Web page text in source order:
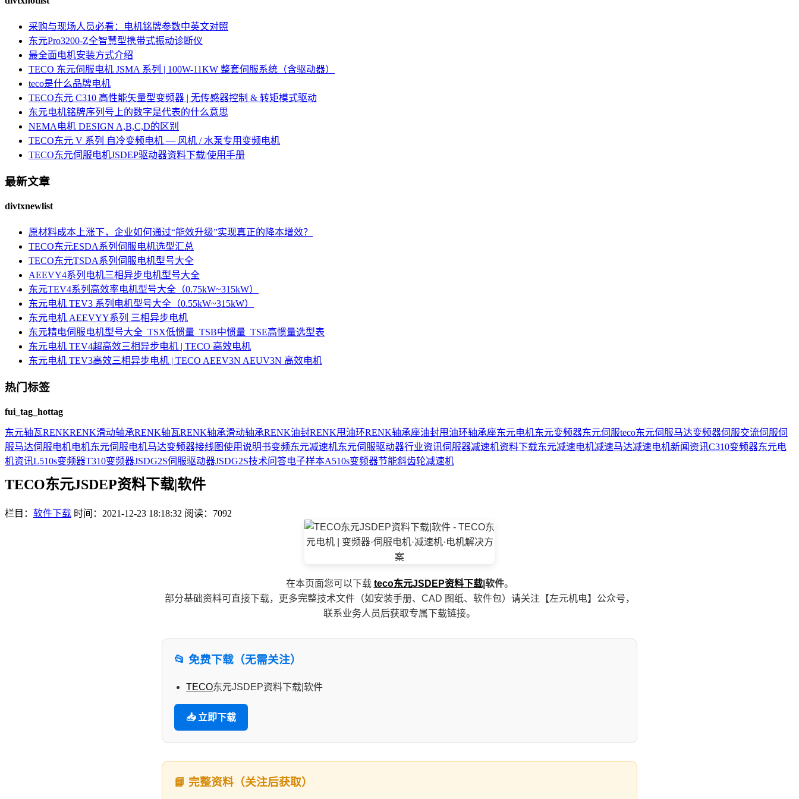
采购与现场人员必看：电机铭牌参数中英文对照
东元Pro3200-Z全智慧型携带式振动诊断仪
最全面电机安装方式介绍
TECO 东元伺服电机 JSMA 系列 | 100W-11KW 整套伺服系统（含驱动器）
teco是什么品牌电机
TECO东元 C310 高性能矢量型变频器 | 无传感器控制 & 转矩模式驱动
东元电机铭牌序列号上的数字是代表的什么意思
NEMA电机 DESIGN A,B,C,D的区别
TECO东元 V 系列 自冷变频电机 — 风机 / 水泵专用变频电机
TECO东元伺服电机JSDEP驱动器资料下载|使用手册
最新文章
divtxnewlist
原材料成本上涨下，企业如何通过“能效升级”实现真正的降本增效？
TECO东元ESDA系列伺服电机选型汇总
TECO东元TSDA系列伺服电机型号大全
AEEVY4系列电机三相异步电机型号大全
东元TEV4系列高效率电机型号大全（0.75kW~315kW）
东元电机 TEV3 系列电机型号大全（0.55kW~315kW）
东元电机 AEEVYY系列 三相异步电机
东元精电伺服电机型号大全_TSX低惯量_TSB中惯量_TSE高惯量选型表
东元电机 TEV4超高效三相异步电机 | TECO 高效电机
东元电机 TEV3高效三相异步电机 | TECO AEEV3N AEUV3N 高效电机
热门标签
fui_tag_hottag
东元轴瓦RENKRENK滑动轴承RENK轴瓦RENK轴承滑动轴承RENK油封RENK甩油环RENK轴承座油封甩油环轴承座东元电机东元变频器东元伺服teco东元伺服马达变频器伺服交流伺服伺
服马达伺服电机电机东元伺服电机马达变频器接线图使用说明书变频东元减速机东元伺服驱动器行业资讯伺服器减速机资料下载东元减速电机减速马达减速电机新闻资讯C310变频器东元电
机资讯L510s变频器T310变频器JSDG2S伺服驱动器JSDG2S技术问答电子样本A510s变频器节能斜齿轮减速机
TECO东元JSDEP资料下载|软件
栏目： 软件下载 时间：2021-12-23 18:18:32 阅读：7092
在本页面您可以下载 teco东元JSDEP资料下载|软件。
部分基础资料可直接下载，更多完整技术文件（如安装手册、CAD 图纸、软件包）请关注【左元机电】公众号，
联系业务人员后获取专属下载链接。
📂 免费下载（无需关注）
TECO东元JSDEP资料下载|软件
📥 立即下载
📘 完整资料（关注后获取）